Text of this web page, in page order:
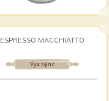
Уух зүйлс
ESPRESSO MACCHIATTO